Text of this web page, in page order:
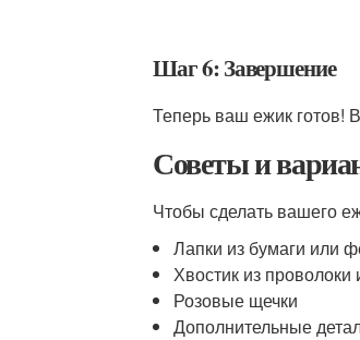
Шаг 6: Завершение
Теперь ваш ежик готов!
Советы и
Чтобы сделать вашего
Лапки из бумаги или
Хвостик из проволоки
Розовые щечки
Дополнительные